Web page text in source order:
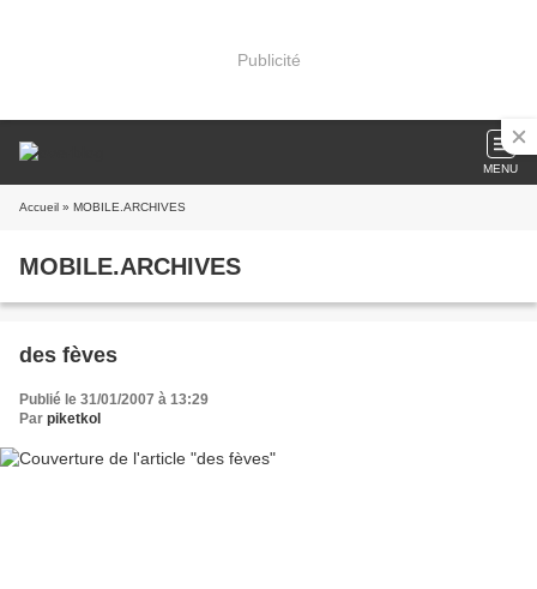
Publicité
MENU
Accueil » MOBILE.ARCHIVES
MOBILE.ARCHIVES
des fèves
Publié le 31/01/2007 à 13:29
Par piketkol